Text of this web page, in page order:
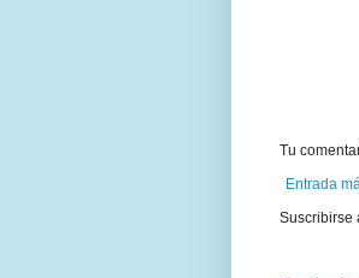
Tu
Entrada
Suscribirse